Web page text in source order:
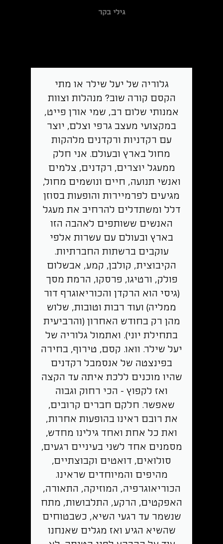
גילי בקר
גלוריה של יעל שילר או מתי
הקסם קורה שוב? מנהלות וצוות
אמנותי שלום רב, שמי אורן פייט,
במקצועי מעצב גרפי וצלם, יוצר
עם רקדניות ורקדנים מלהקות
מחול בארץ ובעולם. אני חלק
ממעגל יוצרים, רקדנים, צלמים
ואנשי תנועה, חיים ונושמים מחול,
מגיעים לפרמיירות והופעות בסוזן
דלל ומשתדלים להרחיב את מעגל
האנשים ששותפים לאהבה הזו
בארץ ובעולם עם עשרות אלפי
עוקבים ברשתות החברתיות.
הקיבוצית, קולבן, קמע, אבשלום
פולק, ורטיגו, פרסקו, הרמת מסך
(גיסי הוא הרקדן והכוריאוגרף דור
ממליה) ועוד רבות וטובות, שלוש
מהן רק בחודש האחרון (והרביעית
בתחילת יוני). ואתמול גלוריה של
יעל שילר. וואו. קסם, טירוף, בחירה
בפינצטה של אנסמבל רקדנים
שהיו מוכנים ללכת איתה עד הקצה
ואז לקפוץ - הכי רחוק וגבוה
שאפשר. חלקם חברים קרובים,
את רובם ראינו בהופעות אחרות,
ואת כל אחת ואחד גילינו מחדש,
מסמנים אחד לשני בעיניים רגעים,
סולואים, דואטים וקבוצתיים,
מהיפים והמיוחדים שראינו.
הכוריאוגרפיה, המוזיקה, התאורה,
האפקטים, הרקע, התלבושות, מתח
שנשמר עד רגעי השיא, כשבטוחים
שהשיא הגיע ואז מגלים שאנחנו